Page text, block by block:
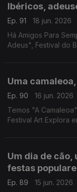
Ibéricos,
Ep. 91
18 jun. 2026
Há Amigos Para
Adeus", Festival do
Uma
Ep. 90
16 jun. 2026
Temos "A
Festival Art Explora
Um dia de cão,
festas
Ep. 89
15 jun. 2026